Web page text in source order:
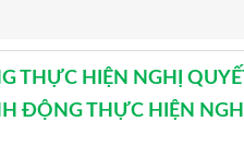
THỰC HIỆN NGHỊ QUYẾT
ĐỘNG THỰC HIỆN NGHỊ